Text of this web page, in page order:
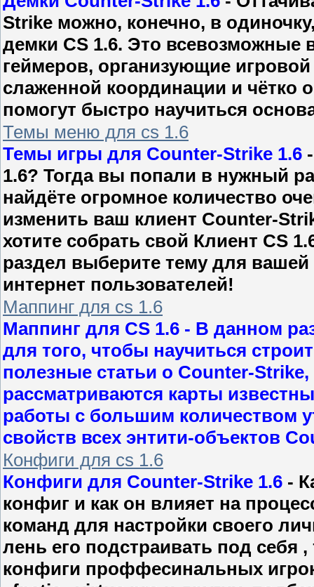
Strike можно, конечно, в
демки CS 1.6. Это
геймеров, организующие
слаженной координации и чётко
помогут быстро научиться
Темы меню для cs 1.6
Темы игры для Counter-Strike 1.6
1.6? Тогда вы попали в нужный
найдёте огромное количество
изменить ваш клиент Counter-
хотите собрать свой Клиент CS
раздел выберите тему для
интернет пользователей!
Маппинг для cs 1.6
Маппинг для CS 1.6 - В данном
для того, чтобы научиться
полезные статьи о Counter-
рассматриваются карты
работы с большим количеством
свойств всех энтити-объектов
Конфиги для cs 1.6
Конфиги для Counter-Strike 1.6 -
конфиг и как он влияет на
команд для настройки своего
лень его подстраивать под себя
конфиги проффесинальных